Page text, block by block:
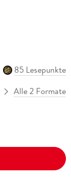
85 Lesepunkte
Alle 2 Formate